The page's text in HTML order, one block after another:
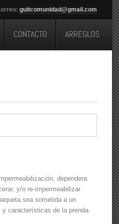
guitcomunidad@gmail.com
CONTACTO ARREGLOS
dependera
y/o re-impermeabilizar
sea sometida a un
y características de la prenda.